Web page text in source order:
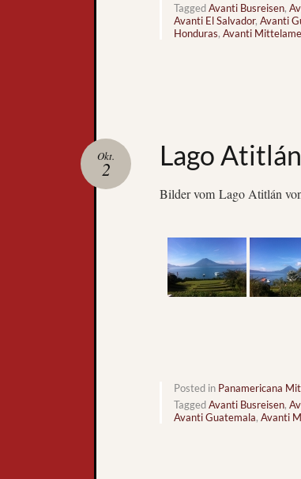
TaggedAvanti Busreisen,
Avanti El Salvador, Avanti
Honduras, Avanti
Lago Atitlán
Okt.
2
Bilder vom Lago Atitlán
Posted in Panamericana
TaggedAvanti Busreisen,
Avanti Guatemala, Avanti